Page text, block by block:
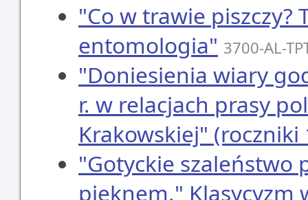
"Co w trawie piszczy?
entomologia" 3700-AL-
"Doniesienia wiary
r. w relacjach prasy
Krakowskiej" (roczniki
"Gotyckie szaleństwo
pięknem."